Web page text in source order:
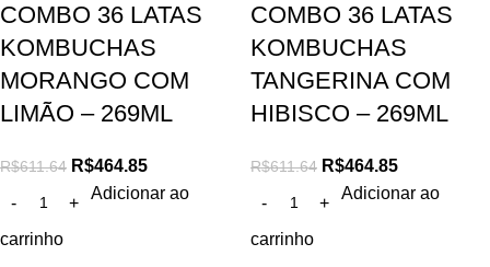
COMBO 36 LATAS
KOMBUCHAS
MORANGO COM
LIMÃO – 269ML
R$611.64 R$464.85
Adicionar ao
carrinho
COMBO 36 LATAS
KOMBUCHAS
TANGERINA COM
HIBISCO – 269ML
R$611.64 R$464.85
Adicionar ao
carrinho